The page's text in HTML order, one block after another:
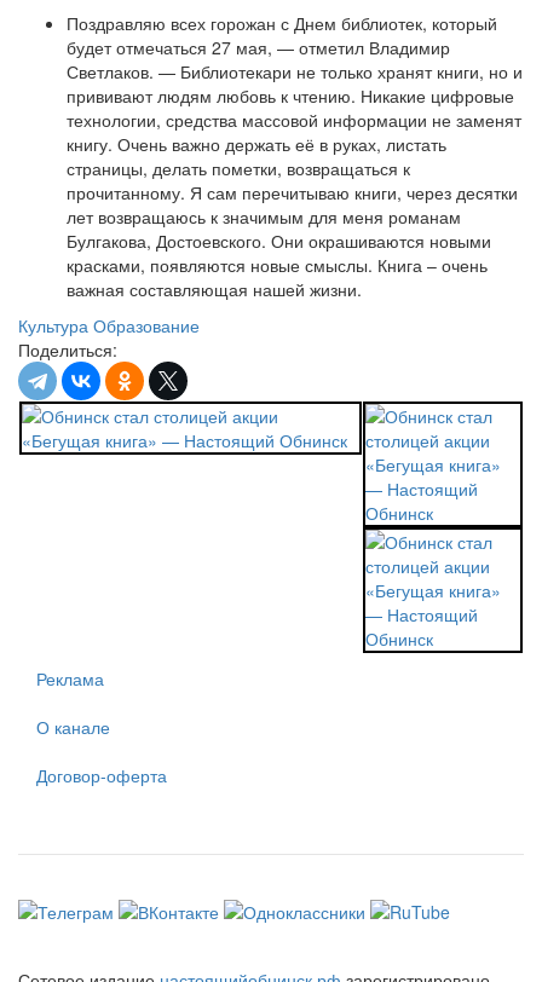
Поздравляю всех горожан с Днем библиотек, который
будет отмечаться 27 мая, — отметил Владимир
Светлаков. — Библиотекари не только хранят книги, но и
прививают людям любовь к чтению. Никакие цифровые
технологии, средства массовой информации не заменят
книгу. Очень важно держать её в руках, листать
страницы, делать пометки, возвращаться к
прочитанному. Я сам перечитываю книги, через десятки
лет возвращаюсь к значимым для меня романам
Булгакова, Достоевского. Они окрашиваются новыми
красками, появляются новые смыслы. Книга – очень
важная составляющая нашей жизни.
Культура Образование
Поделиться:
Реклама
О канале
Договор-оферта